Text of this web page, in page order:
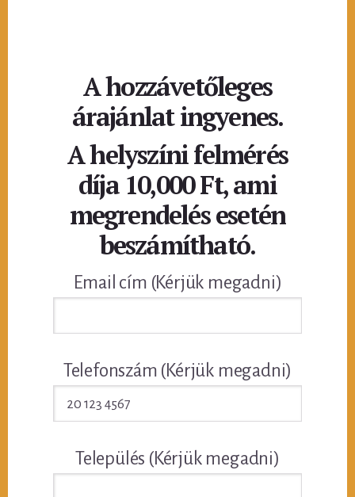
A hozzávetőleges
árajánlat ingyenes.
A helyszíni felmérés
díja 10,000 Ft, ami
megrendelés esetén
beszámítható.
Email cím (Kérjük megadni)
Telefonszám (Kérjük megadni)
Település (Kérjük megadni)